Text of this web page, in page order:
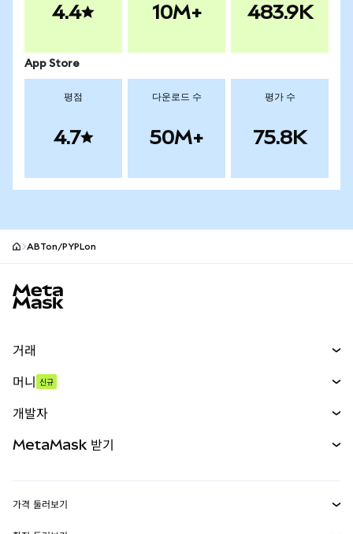
4.4 10M+ 483.9K
App Store
평점
4.7
다운로드 수
50M+
평가 수
75.8K
ABTon/PYPLon
거래
무기한 선물
실물자산
머니 신규
개발자
MetaMask 받기
가격 둘러보기